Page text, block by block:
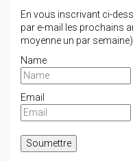
En vous inscrivant ci-
par e-mail les prochains
moyenne un par semaine)
Name
Email